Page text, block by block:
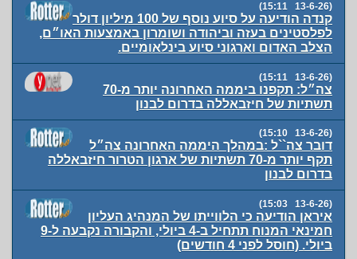
(13-6-26 15:11)
קנדה הודיעה על סיוע נוסף של 100 מיליון דולר
לפלסטינים בעזה וביהודה ושומרון באמצעות האו״ם,
הצלב האדום וארגוני סיוע בינלאומיים.
(13-6-26 15:11)
צה״ל: תקפנו ביממה האחרונה יותר מ-70
תשתיות של חיזבאללה בדרום לבנון
(13-6-26 15:10)
דובר צה``ל :במהלך היממה האחרונה צה״ל
תקף יותר מ-70 תשתיות של ארגון הטרור חיזבאללה
בדרום לבנון
(13-6-26 15:03)
איראן הודיעה כי הלווייתו של המנהיג העליון
חמינאי המנוח תתחיל ב-4 ביולי, והקבורה נקבעה ל-9
ביולי. (חוסל לפני 4 חודשים)